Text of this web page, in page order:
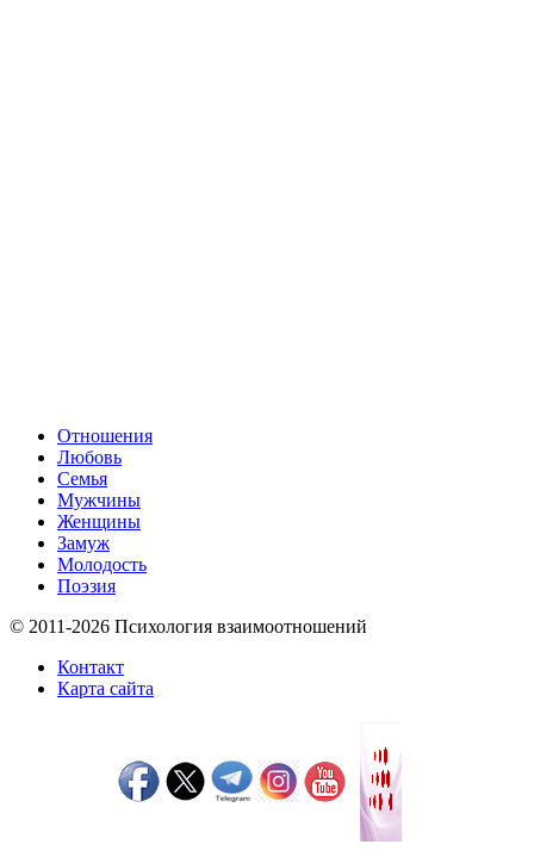
Отношения
Любовь
Семья
Мужчины
Женщины
Замуж
Молодость
Поэзия
© 2011-2026 Психология взаимоотношений
Контакт
Карта сайта